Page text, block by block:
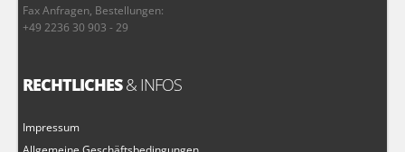
Fax Anfragen, Bestellungen:
+49 2236 30 903 - 29
RECHTLICHES& INFOS
Impressum